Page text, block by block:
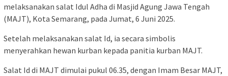
melaksanakan salat Idul Adha di Masjid Agung Jawa Tengah
(MAJT), Kota Semarang, pada Jumat, 6 Juni 2025.
Setelah melaksanakan salat Id, ia secara simbolis
menyerahkan hewan kurban kepada panitia kurban MAJT.
Salat Id di MAJT dimulai pukul 06.35, dengan Imam Besar MAJT,